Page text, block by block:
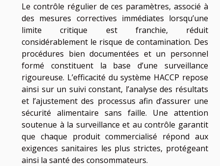
Le contrôle régulier de ces paramètres, associé à
des mesures correctives immédiates lorsqu’une
limite critique est franchie, réduit
considérablement le risque de contamination. Des
procédures bien documentées et un personnel
formé constituent la base d’une surveillance
rigoureuse. L’efficacité du système HACCP repose
ainsi sur un suivi constant, l’analyse des résultats
et l’ajustement des processus afin d’assurer une
sécurité alimentaire sans faille. Une attention
soutenue à la surveillance et au contrôle garantit
que chaque produit commercialisé répond aux
exigences sanitaires les plus strictes, protégeant
ainsi la santé des consommateurs.